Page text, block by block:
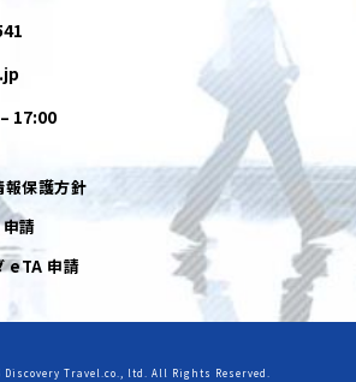
17:00
報保護方針
請
eTA 申請
Discovery Travel.co., ltd. All Rights Reserved.